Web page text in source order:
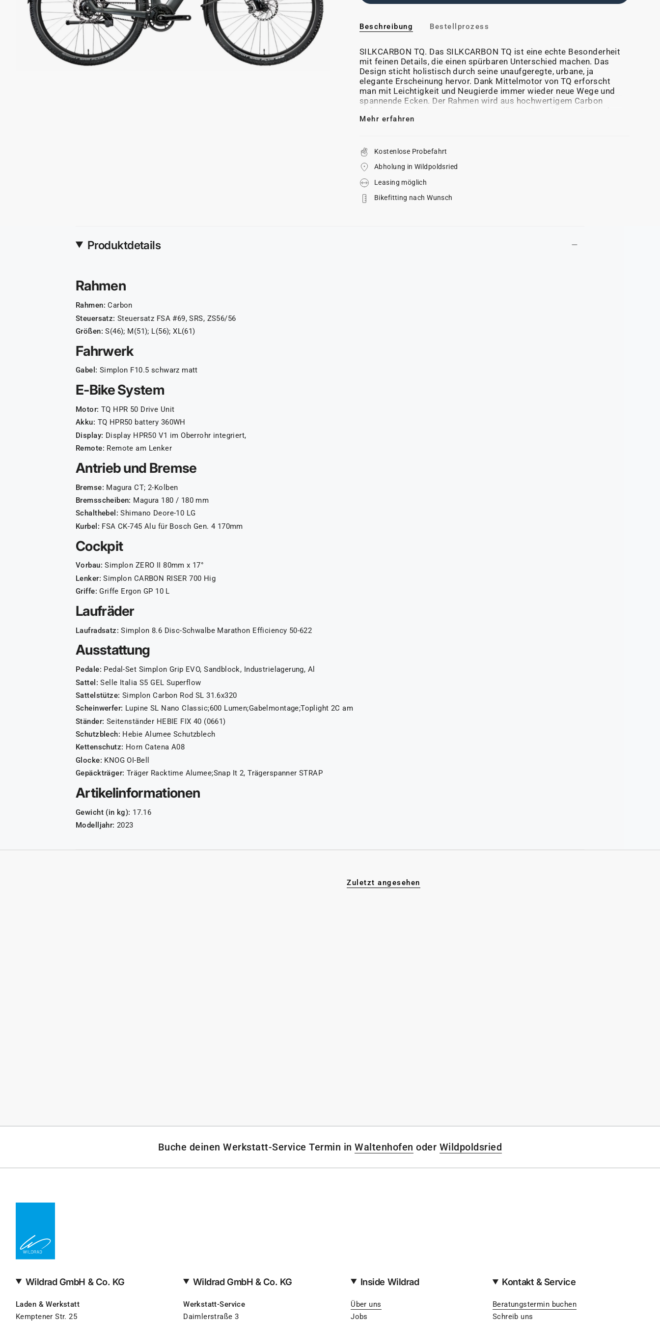
Beschreibung Bestellprozess
SILKCARBON TQ. Das SILKCARBON TQ ist eine echte Besonderheit
mit feinen Details, die einen spürbaren Unterschied machen. Das
Design sticht holistisch durch seine unaufgeregte, urbane, ja
elegante Erscheinung hervor. Dank Mittelmotor von TQ erforscht
man mit Leichtigkeit und Neugierde immer wieder neue Wege und
spannende Ecken. Der Rahmen wird aus hochwertigem Carbon
mehr Komfort.
Mehr erfahren
Kostenlose Probefahrt
Abholung in Wildpoldsried
Leasing möglich
Bikefitting nach Wunsch
Produktdetails
Rahmen
Rahmen: Carbon
Steuersatz: Steuersatz FSA #69, SRS, ZS56/56
Größen: S(46); M(51); L(56); XL(61)
Fahrwerk
Gabel: Simplon F10.5 schwarz matt
E-Bike System
Motor: TQ HPR 50 Drive Unit
Akku: TQ HPR50 battery 360WH
Display: Display HPR50 V1 im Oberrohr integriert,
Remote: Remote am Lenker
Antrieb und Bremse
Bremse: Magura CT; 2-Kolben
Bremsscheiben: Magura 180 / 180 mm
Schalthebel: Shimano Deore-10 LG
Kurbel: FSA CK-745 Alu für Bosch Gen. 4 170mm
Cockpit
Vorbau: Simplon ZERO II 80mm x 17°
Lenker: Simplon CARBON RISER 700 Hig
Griffe: Griffe Ergon GP 10 L
Laufräder
Laufradsatz: Simplon 8.6 Disc-Schwalbe Marathon Efficiency 50-622
Ausstattung
Pedale: Pedal-Set Simplon Grip EVO, Sandblock, Industrielagerung, Al
Sattel: Selle Italia S5 GEL Superflow
Sattelstütze: Simplon Carbon Rod SL 31.6x320
Scheinwerfer: Lupine SL Nano Classic;600 Lumen;Gabelmontage;Toplight 2C am
Ständer: Seitenständer HEBIE FIX 40 (0661)
Schutzblech: Hebie Alumee Schutzblech
Kettenschutz: Horn Catena A08
Glocke: KNOG OI-Bell
Gepäckträger: Träger Racktime Alumee;Snap It 2, Trägerspanner STRAP
Artikelinformationen
Gewicht (in kg): 17.16
Modelljahr: 2023
Zuletzt angesehen
Buche deinen Werkstatt-Service Termin inWaltenhofen oder Wildpoldsried
Wildrad GmbH & Co. KG
Laden & Werkstatt
Kemptener Str. 25
Wildrad GmbH & Co. KG
Werkstatt-Service
Daimlerstraße 3
Inside Wildrad
Über uns
Jobs
Kontakt & Service
Beratungstermin buchen
Schreib uns